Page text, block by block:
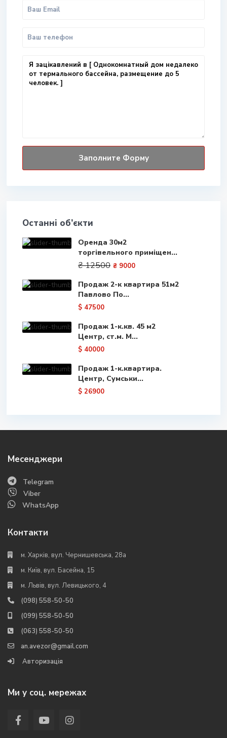
Останні об’єкти
Оренда 30м2
торгівельного приміщен...
₴ 12500 ₴ 9000
Продаж 2-к квартира 51м2
Павлово По...
$ 47500
Продаж 1-к.кв. 45 м2
Центр, ст.м. М...
$ 40000
Продаж 1-к.квартира.
Центр, Сумськи...
$ 26900
Месенджери
Telegram
Viber
WhatsApp
Контакти
м. Харків, вул. Чернишевська, 28а
м. Київ, вул. Басейна, 15
м. Львів, вул. Левицького, 4
(098) 558-50-50
(099) 558-50-50
(063) 558-50-50
an.avezor@gmail.com
Авторизація
Ми у соц. мережах